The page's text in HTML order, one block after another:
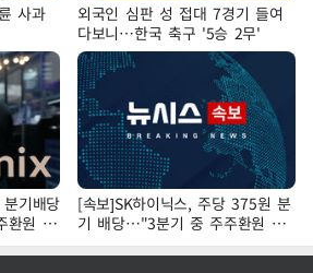
사과
외국인 심판 성 접대 7경기 들여
다보니…한국 축구 '5승 2무'
기배당
환원 발
[속보]SK하이닉스, 주당 375원 분
기 배당…"3분기 중 주주환원 방
안 확정"